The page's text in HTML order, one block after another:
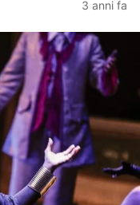
3 anni fa